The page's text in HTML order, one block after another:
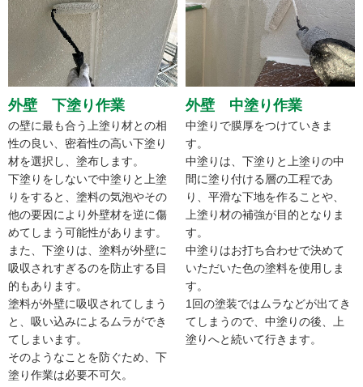
外壁 下塗り作業
の壁に最も合う上塗り材との相
性の良い、密着性の高い下塗り
材を選択し、塗布します。
下塗りをしないで中塗りと上塗
りをすると、塗料の気泡やその
他の要因により外壁材を逆に傷
めてしまう可能性があります。
また、下塗りは、塗料が外壁に
吸収されすぎるのを防止する目
的もあります。
塗料が外壁に吸収されてしまう
と、吸い込みによるムラができ
てしまいます。
そのようなことを防ぐため、下
塗り作業は必要不可欠。
外壁 中塗り作業
中塗りで膜厚をつけていきま
す。
中塗りは、下塗りと上塗りの中
間に塗り付ける層の工程であ
り、平滑な下地を作ることや、
上塗り材の補強が目的となりま
す。
中塗りはお打ち合わせで決めて
いただいた色の塗料を使用しま
す。
1回の塗装ではムラなどが出てき
てしまうので、中塗りの後、上
塗りへと続いて行きます。